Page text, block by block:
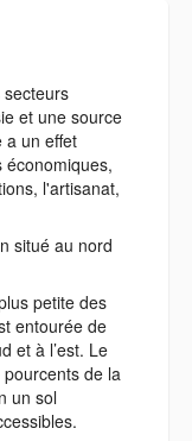
et une source
a un effet
l'artisanat,
situé au nord
petite des
entourée de
et à l’est. Le
de la
un sol